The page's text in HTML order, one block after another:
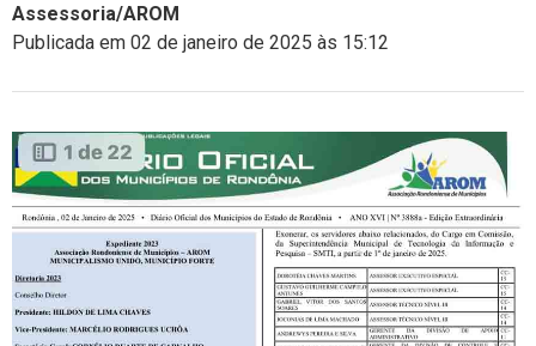
Assessoria/AROM
Publicada em 02 de janeiro de 2025 às 15:12